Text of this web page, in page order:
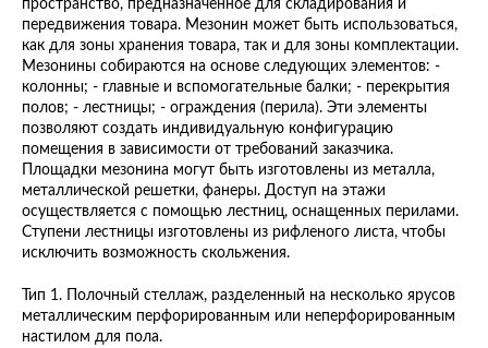
пространство, предназначенное для складирования и
передвижения товара. Мезонин может быть использоваться,
как для зоны хранения товара, так и для зоны комплектации.
Мезонины собираются на основе следующих элементов: -
колонны; - главные и вспомогательные балки; - перекрытия
полов; - лестницы; - ограждения (перила). Эти элементы
позволяют создать индивидуальную конфигурацию
помещения в зависимости от требований заказчика.
Площадки мезонина могут быть изготовлены из металла,
металлической решетки, фанеры. Доступ на этажи
осуществляется с помощью лестниц, оснащенных перилами.
Ступени лестницы изготовлены из рифленого листа, чтобы
исключить возможность скольжения.
Тип 1. Полочный стеллаж, разделенный на несколько ярусов
металлическим перфорированным или неперфорированным
настилом для пола.